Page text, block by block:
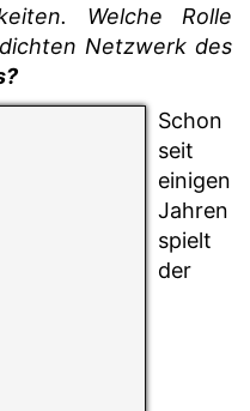
Welche Rolle
Netzwerk des
Schon
seit
einigen
Jahren
spielt
der